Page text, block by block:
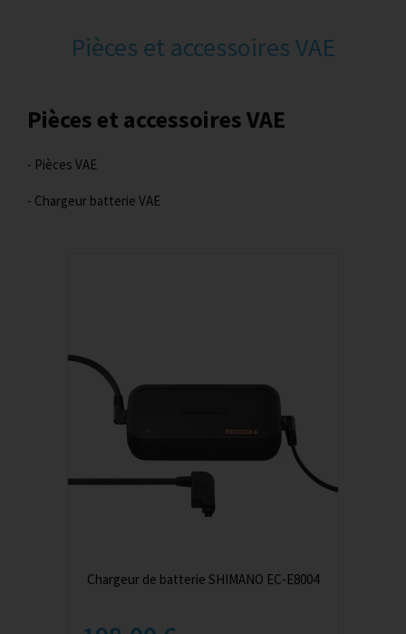
Pièces et accessoires VAE
Pièces et accessoires VAE
- Pièces VAE
- Chargeur batterie VAE
Chargeur de batterie SHIMANO EC-E8004